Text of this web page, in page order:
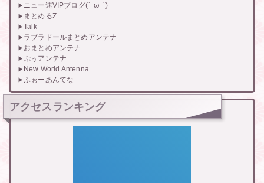
ニュー速VIPブログ(`･ω･´)
まとめるZ
Talk
ラブラドールまとめアンテナ
おまとめアンテナ
ぷぅアンテナ
New World Antenna
ふぉーあんてな
アクセスランキング